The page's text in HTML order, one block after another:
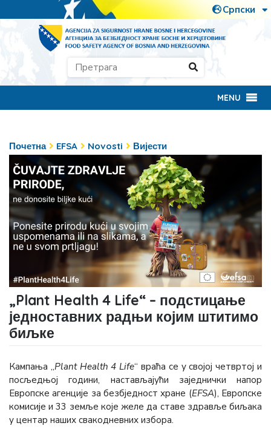
MENU
Почетна EFSA Novosti Вијести
„Plant Health 4 Life“ – подстицање
једноставних радњи којим штитимо
биљке
Кампања „Plant Health 4 Life“ враћа се у својој четвртој и
посљедњој години, настављајући заједнички напор
Европске агенције за безбједност хране (ЕFSА), Европске
комисије и 33 земље које желе да ставе здравље биљака
у центар наших свакодневних избора.